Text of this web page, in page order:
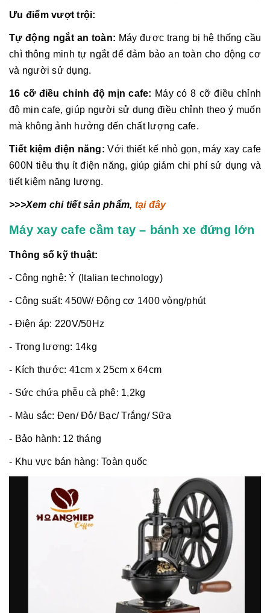
Ưu điểm vượt trội:
Tự động ngắt an toàn: Máy được trang bị hệ thống cầu
chì thông minh tự ngắt để đảm bảo an toàn cho động cơ
và người sử dụng.
16 cỡ điều chỉnh độ mịn cafe: Máy có 8 cỡ điều chỉnh
độ mịn cafe, giúp người sử dụng điều chỉnh theo ý muốn
mà không ảnh hưởng đến chất lượng cafe.
Tiết kiệm điện năng: Với thiết kế nhỏ gọn, máy xay cafe
600N tiêu thụ ít điện năng, giúp giảm chi phí sử dụng và
tiết kiệm năng lượng.
>>>Xem chi tiết sản phẩm, tại đây
Máy xay cafe cầm tay – bánh xe đứng lớn
Thông số kỹ thuật:
- Công nghệ: Ý (Italian technology)
- Công suất: 450W/ Động cơ 1400 vòng/phút
- Điện áp: 220V/50Hz
- Trọng lượng: 14kg
- Kích thước: 41cm x 25cm x 64cm
- Sức chứa phễu cà phê: 1,2kg
- Màu sắc: Đen/ Đỏ/ Bạc/ Trắng/ Sữa
- Bảo hành: 12 tháng
- Khu vực bán hàng: Toàn quốc